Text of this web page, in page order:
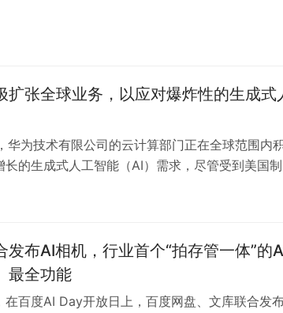
扩张全球业务，以应对爆炸性的生成式
华为技术有限公司的云计算部门正在全球范围内
的生成式人工智能（AI）需求，尽管受到美国制
在埃及开设新的…
发布AI相机，行业首个“拍存管一体”的
最全功能
在百度AI Day开放日上，百度网盘、文库联合发